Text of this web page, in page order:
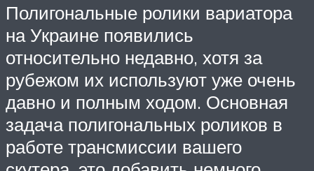
Полигональные ролики вариатора
на Украине появились
относительно недавно, хотя за
рубежом их используют уже очень
давно и полным ходом. Основная
задача полигональных роликов в
работе трансмиссии вашего